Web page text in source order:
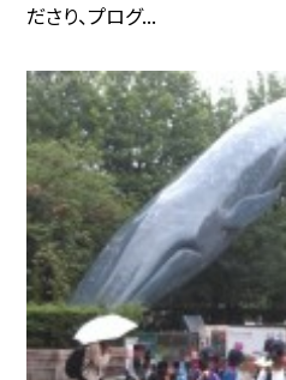
ださり、プログ...